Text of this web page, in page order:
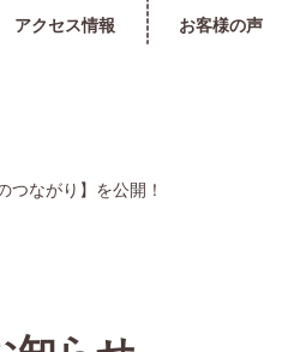
アクセス情報 お客様の声
ながり】を公開！